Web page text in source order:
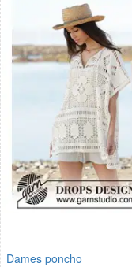
Dames poncho